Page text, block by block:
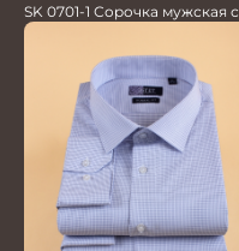
SK 0701-1 Сорочка мужская с
шёлком